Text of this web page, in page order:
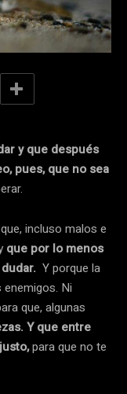
y que después
pues, que no sea
incluso malos e
que por lo menos
Y porque la
Ni
que, algunas
Y que entre
para que no te